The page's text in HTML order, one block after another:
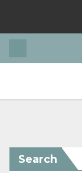
Search